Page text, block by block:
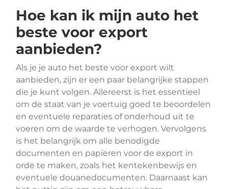
Hoe kan ik mijn auto het
beste voor export
aanbieden?
Als je je auto het beste voor export wilt
aanbieden, zijn er een paar belangrijke stappen
die je kunt volgen. Allereerst is het essentieel
om de staat van je voertuig goed te beoordelen
en eventuele reparaties of onderhoud uit te
voeren om de waarde te verhogen. Vervolgens
is het belangrijk om alle benodigde
documenten en papieren voor de export in
orde te maken, zoals het kentekenbewijs en
eventuele douanedocumenten. Daarnaast kan